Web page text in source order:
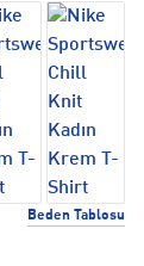
Beden Tablosu